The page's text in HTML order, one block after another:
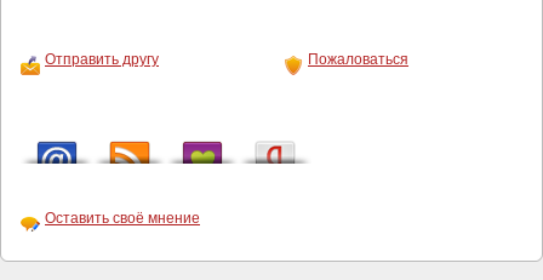
Отправить другу Пожаловаться
Оставить своё мнение